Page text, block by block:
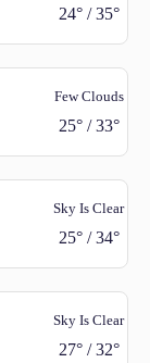
24°/35°
Few Clouds
25°/33°
Sky Is Clear
25°/34°
Sky Is Clear
27°/32°